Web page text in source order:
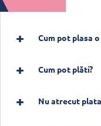
Cum pot plasa
Cum pot plăti?
Nu atrecut